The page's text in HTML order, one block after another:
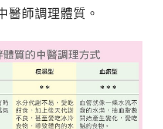
醫師調理體質。